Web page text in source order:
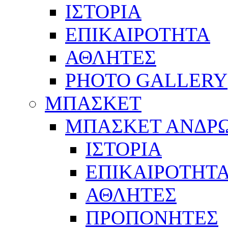
ΙΣΤΟΡΙΑ
ΕΠΙΚΑΙΡΟΤΗΤΑ
ΑΘΛΗΤΕΣ
PHOTO GALLERY
ΜΠΑΣΚΕΤ
ΜΠΑΣΚΕΤ
ΙΣΤΟΡΙΑ
ΑΘΛΗΤΕΣ
ΠΡΟΠΟΝΗΤΕΣ